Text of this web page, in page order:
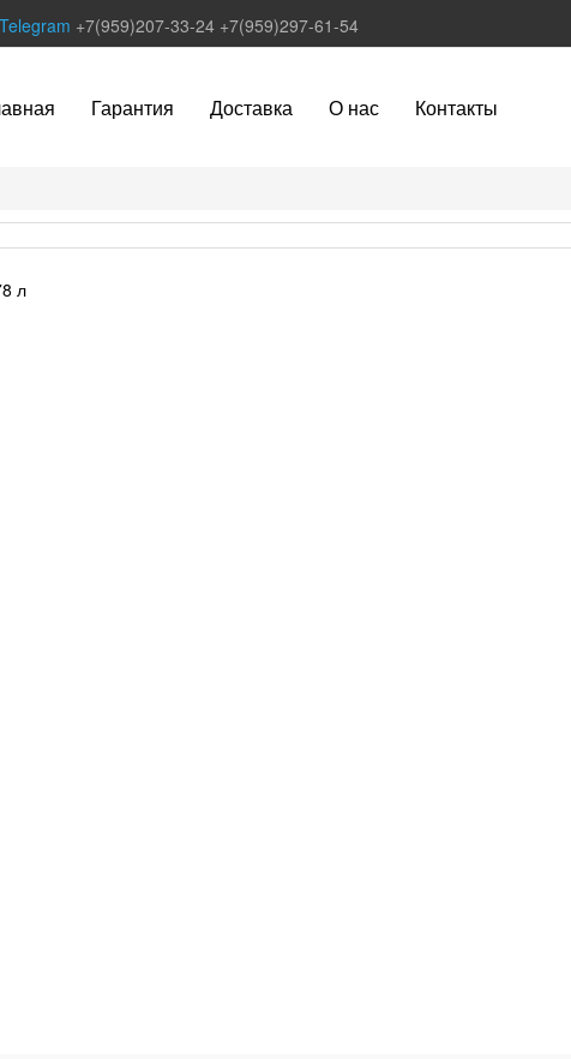
Telegram +7(959)207-33-24 +7(959)297-61-54
Гарантия Доставка О нас Контакты